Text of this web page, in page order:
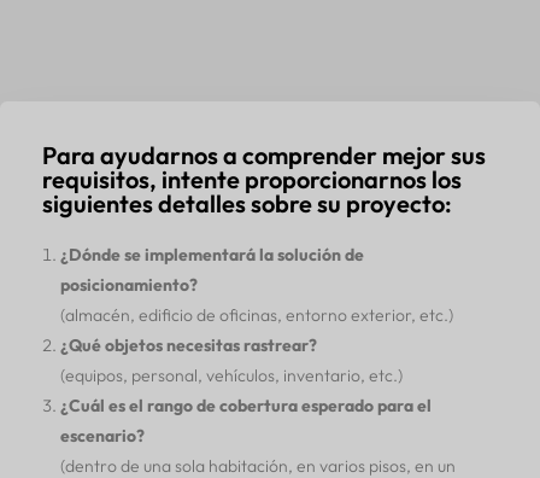
Para ayudarnos a comprender mejor sus
requisitos, intente proporcionarnos los
siguientes detalles sobre su proyecto:
¿Dónde se implementará la solución de
posicionamiento?
(almacén, edificio de oficinas, entorno exterior, etc.)
¿Qué objetos necesitas rastrear?
(equipos, personal, vehículos, inventario, etc.)
¿Cuál es el rango de cobertura esperado para el
escenario?
(dentro de una sola habitación, en varios pisos, en un